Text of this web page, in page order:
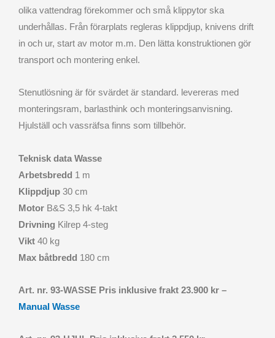
olika vattendrag förekommer och små klippytor ska
underhållas. Från förarplats regleras klippdjup, knivens drift
in och ur, start av motor m.m. Den lätta konstruktionen gör
transport och montering enkel.
Stenutlösning är för svärdet är standard. levereras med
monteringsram, barlasthink och monteringsanvisning.
Hjulställ och vassräfsa finns som tillbehör.
Teknisk data Wasse
Arbetsbredd 1 m
Klippdjup 30 cm
Motor B&S 3,5 hk 4-takt
Drivning Kilrep 4-steg
Vikt 40 kg
Max båtbredd 180 cm
Art. nr. 93-WASSE Pris inklusive frakt 23.900 kr –
Manual Wasse